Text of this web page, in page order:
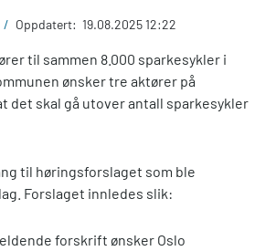
/ Oppdatert: 19.08.2025 12:22
til sammen 8.000 sparkesykler i
ønsker tre aktører på
det skal gå utover antall sparkesykler
til høringsforslaget som ble
Forslaget innledes slik:
forskrift ønsker Oslo